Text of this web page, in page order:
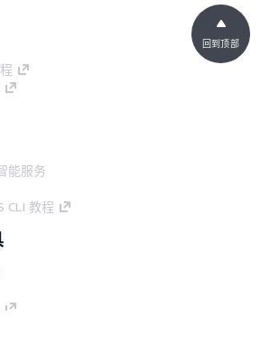
能服务
CLI 教程
回到顶部